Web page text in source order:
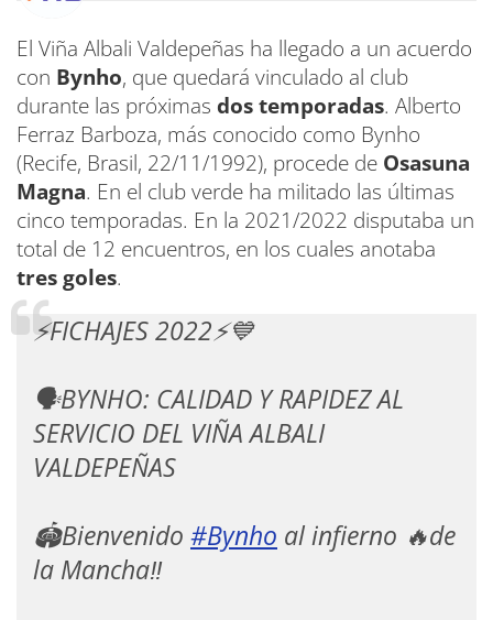
El Viña Albali Valdepeñas ha llegado a un acuerdo
con Bynho, que quedará vinculado al club
durante las próximas dos temporadas. Alberto
Ferraz Barboza, más conocido como Bynho
(Recife, Brasil, 22/11/1992), procede de Osasuna
Magna. En el club verde ha militado las últimas
cinco temporadas. En la 2021/2022 disputaba un
total de 12 encuentros, en los cuales anotaba
tres goles.
⚡️FICHAJES 2022⚡️💙
🗣️BYNHO: CALIDAD Y RAPIDEZ AL
SERVICIO DEL VIÑA ALBALI
VALDEPEÑAS
🏟️Bienvenido #Bynho al infierno 🔥de
la Mancha‼️